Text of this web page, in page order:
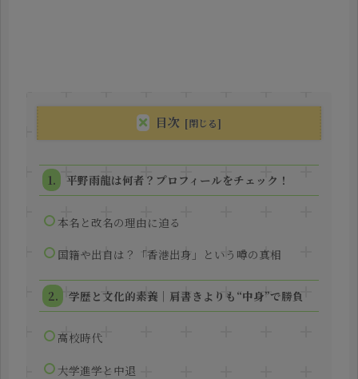
目次
平野雨龍は何者？プロフィールをチェック！
本名と改名の理由に迫る
国籍や出自は？「香港出身」という噂の真相
学歴と文化的素養｜肩書きよりも“中身”で勝負
高校時代
大学進学と中退